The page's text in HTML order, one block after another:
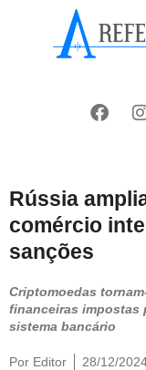
Rússia
comércio
sanções
Criptomoedas
financeiras impostas
sistema bancário
Por Editor 28/12/